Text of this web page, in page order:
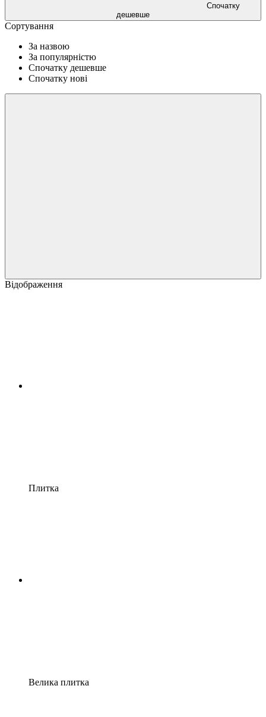
Спочатку
дешевше
Сортування
За назвою
За популярністю
Спочатку дешевше
Спочатку нові
Відображення
Плитка
Велика плитка